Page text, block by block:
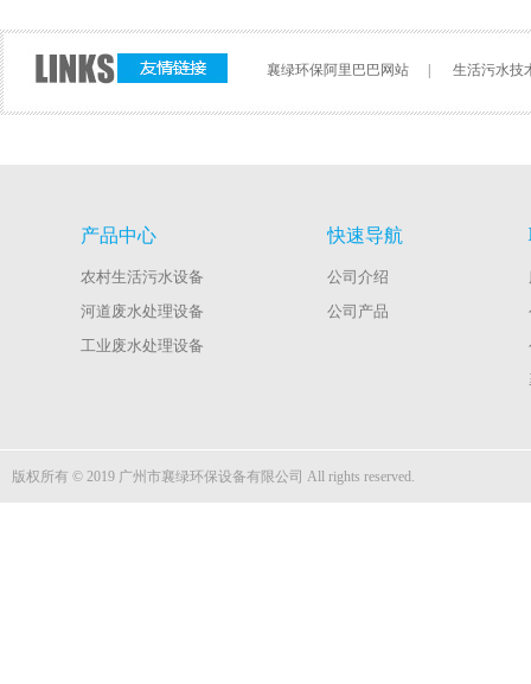
襄绿环保阿里巴巴网站 生活污水技
产品中心
农村生活污水设备
河道废水处理设备
工业废水处理设备
快速导航
公司介绍
公司产品
版权所有 © 2019 广州市襄绿环保设备有限公司 All rights reserved.